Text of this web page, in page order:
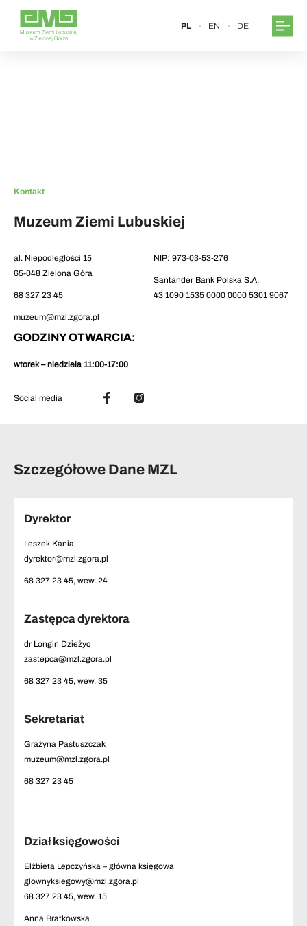
PL EN DE
Kontakt
Muzeum Ziemi Lubuskiej
al. Niepodległości 15
65-048 Zielona Góra
68 327 23 45
muzeum@mzl.zgora.pl
GODZINY OTWARCIA:
wtorek – niedziela 11:00-17:00
NIP: 973-03-53-276
Santander Bank Polska S.A.
43 1090 1535 0000 0000 5301 9067
Social media
Szczegółowe Dane MZL
Dyrektor
Leszek Kania
dyrektor@mzl.zgora.pl
68 327 23 45, wew. 24
Zastępca dyrektora
dr Longin Dzieżyc
zastepca@mzl.zgora.pl
68 327 23 45, wew. 35
Sekretariat
Grażyna Pastuszczak
muzeum@mzl.zgora.pl
68 327 23 45
Dział księgowości
Elżbieta Lepczyńska – główna księgowa
glownyksiegowy@mzl.zgora.pl
68 327 23 45, wew. 15
Anna Bratkowska